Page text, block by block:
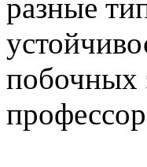
разные
побочных